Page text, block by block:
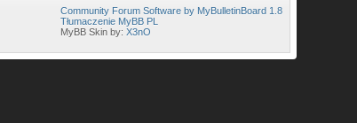
Community Forum Software by MyBulletinBoard 1.8
Tłumaczenie MyBB PL
MyBB Skin by:X3nO